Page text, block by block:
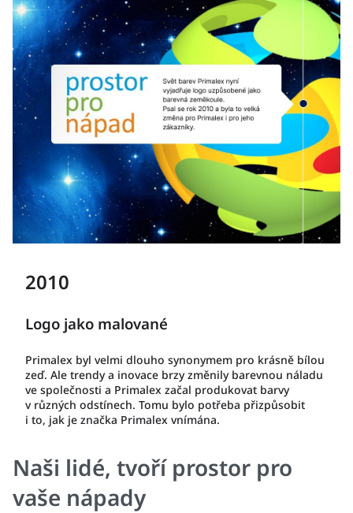
2010
Logo jako malované
Primalex byl velmi dlouho synonymem pro krásně bílou
zeď. Ale trendy a inovace brzy změnily barevnou náladu
ve společnosti a Primalex začal produkovat barvy
v různých odstínech. Tomu bylo potřeba přizpůsobit
i to, jak je značka Primalex vnímána.
Naši lidé, tvoří prostor pro
vaše nápady